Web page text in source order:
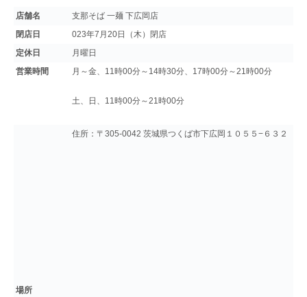
店舗名
支那そば 一麺 下広岡店
閉店日
023年7月20日（木）閉店
定休日
月曜日
営業時間
月～金、11時00分～14時30分、17時00分～21時00分
土、日、11時00分～21時00分
場所
住所：〒305-0042 茨城県つくば市下広岡１０５５−６３２